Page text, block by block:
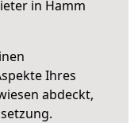
in Hamm
Ihres
abdeckt,